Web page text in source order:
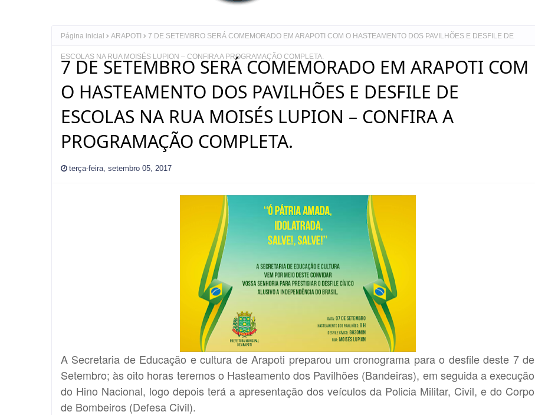
Página inicial ARAPOTI 7 DE SETEMBRO SERÁ COMEMORADO EM ARAPOTI COM O HASTEAMENTO DOS PAVILHÕES E DESFILE DE
ESCOLAS NA RUA MOISÉS LUPION – CONFIRA A PROGRAMAÇÃO COMPLETA.
7 DE SETEMBRO SERÁ COMEMORADO EM ARAPOTI COM
O HASTEAMENTO DOS PAVILHÕES E DESFILE DE
ESCOLAS NA RUA MOISÉS LUPION – CONFIRA A
PROGRAMAÇÃO COMPLETA.
terça-feira, setembro 05, 2017
A Secretaria de Educação e cultura de Arapoti preparou um cronograma para o desfile deste 7 de
Setembro; às oito horas teremos o Hasteamento dos Pavilhões (Bandeiras), em seguida a execução
do Hino Nacional, logo depois terá a apresentação dos veículos da Policia Militar, Civil, e do Corpo
de Bombeiros (Defesa Civil).